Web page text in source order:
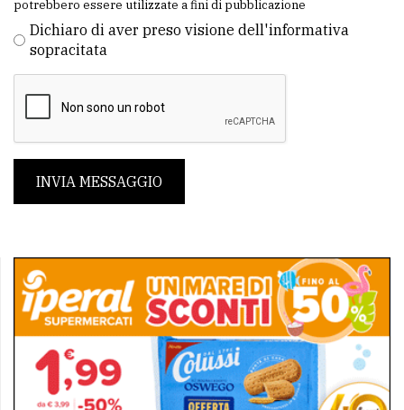
potrebbero essere utilizzate a fini di pubblicazione
Dichiaro di aver preso visione dell'informativa
sopracitata
INVIA MESSAGGIO